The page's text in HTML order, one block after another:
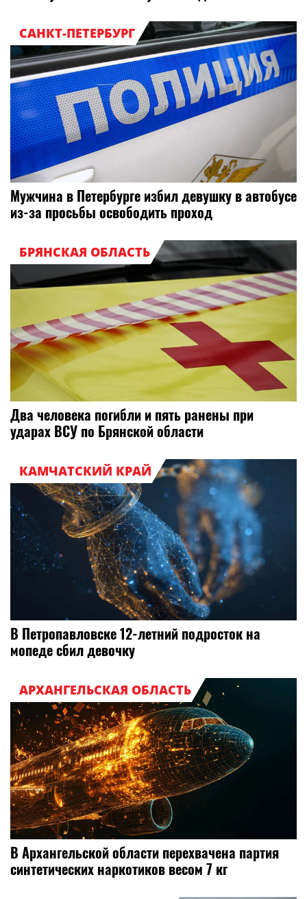
САНКТ-ПЕТЕРБУРГ
Мужчина в Петербурге избил девушку в автобусе
из-за просьбы освободить проход
БРЯНСКАЯ ОБЛАСТЬ
Два человека погибли и пять ранены при
ударах ВСУ по Брянской области
КАМЧАТСКИЙ КРАЙ
В Петропавловске 12-летний подросток на
мопеде сбил девочку
АРХАНГЕЛЬСКАЯ ОБЛАСТЬ
В Архангельской области перехвачена партия
синтетических наркотиков весом 7 кг